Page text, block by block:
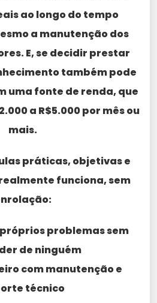
ao longo do tempo
a manutenção dos
E, se decidir prestar
também pode
uma fonte de renda, que
a R$5.000 por mês ou
mais.
práticas, objetivas e
funciona, sem
próprios problemas sem
de ninguém
com manutenção e
técnico